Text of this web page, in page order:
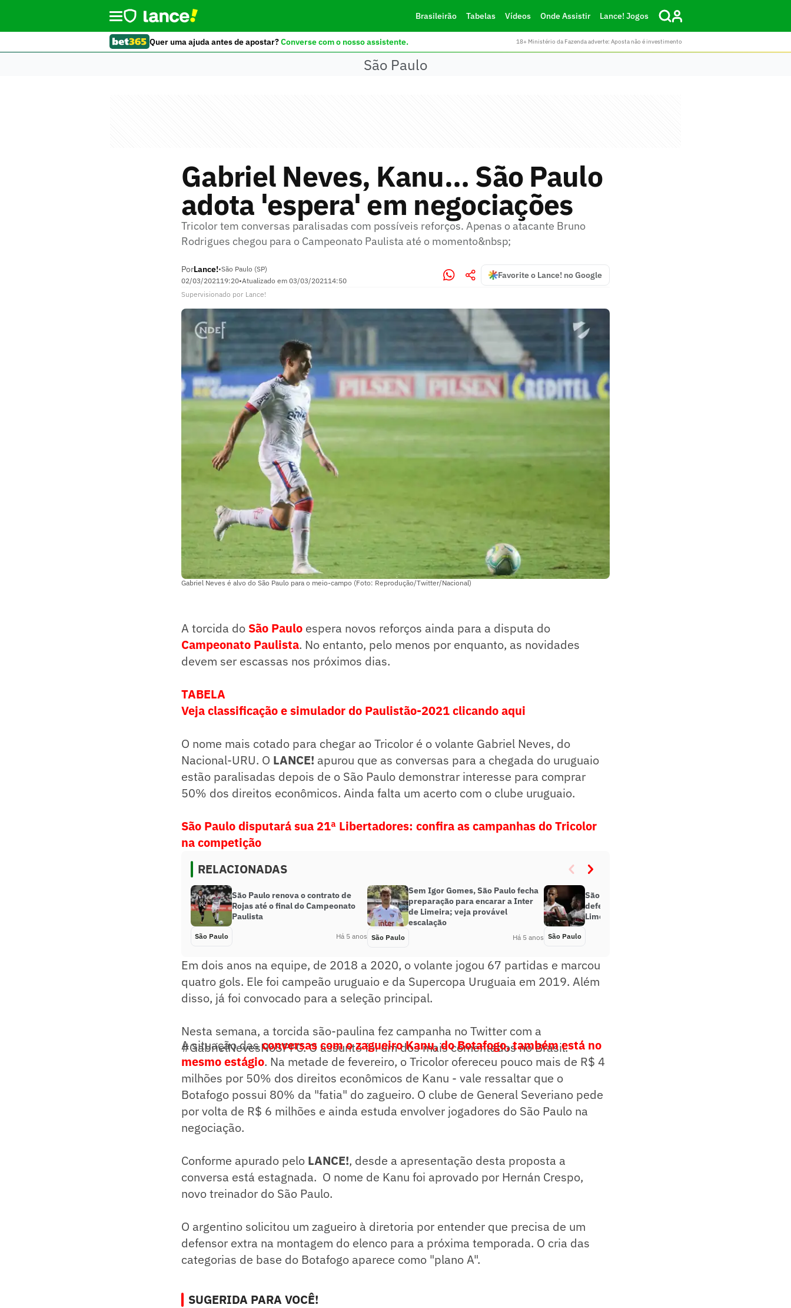
Brasileirão Tabelas Vídeos Onde Assistir Lance! Jogos
Quer uma ajuda antes de apostar?Converse com o nosso assistente. 18+ Ministério da Fazenda adverte: Aposta não é investimento
São Paulo
Gabriel Neves, Kanu… São Paulo
adota 'espera' em negociações
Tricolor tem conversas paralisadas com possíveis reforços. Apenas o atacante Bruno
Rodrigues chegou para o Campeonato Paulista até o momento&nbsp;
PorLance!•São Paulo (SP)
02/03/202119:20•Atualizado em 03/03/202114:50
Favorite o Lance! no Google
Supervisionado por Lance!
Gabriel Neves é alvo do São Paulo para o meio-campo (Foto: Reprodução/Twitter/Nacional)
A torcida do São Paulo espera novos reforços ainda para a disputa do
Campeonato Paulista. No entanto, pelo menos por enquanto, as novidades
devem ser escassas nos próximos dias.
TABELA
Veja classificação e simulador do Paulistão-2021 clicando aqui
O nome mais cotado para chegar ao Tricolor é o volante Gabriel Neves, do
Nacional-URU. O LANCE! apurou que as conversas para a chegada do uruguaio
estão paralisadas depois de o São Paulo demonstrar interesse para comprar
50% dos direitos econômicos. Ainda falta um acerto com o clube uruguaio.
São Paulo disputará sua 21ª Libertadores: confira as campanhas do Tricolor
na competição
RELACIONADAS
São Paulo renova o contrato de
Rojas até o final do Campeonato
Paulista
São Paulo Há 5 anos
Sem Igor Gomes, São Paulo fecha
preparação para encarar a Inter
de Limeira; veja provável
escalação
São Paulo Há 5 anos
São Paulo busca consistência
defensiva diante da Inter de
Limeira
São Paulo
Em dois anos na equipe, de 2018 a 2020, o volante jogou 67 partidas e marcou
quatro gols. Ele foi campeão uruguaio e da Supercopa Uruguaia em 2019. Além
disso, já foi convocado para a seleção principal.
Nesta semana, a torcida são-paulina fez campanha no Twitter com a
#GabrielNevesNoSPFC. O assunto foi um dos mais comentados no Brasil.
A situação dasconversas com o zagueiro Kanu, do Botafogo, também está no
mesmo estágio. Na metade de fevereiro, o Tricolor ofereceu pouco mais de R$ 4
milhões por 50% dos direitos econômicos de Kanu - vale ressaltar que o
Botafogo possui 80% da "fatia" do zagueiro. O clube de General Severiano pede
por volta de R$ 6 milhões e ainda estuda envolver jogadores do São Paulo na
negociação.
Conforme apurado pelo LANCE!, desde a apresentação desta proposta a
conversa está estagnada. O nome de Kanu foi aprovado por Hernán Crespo,
novo treinador do São Paulo.
O argentino solicitou um zagueiro à diretoria por entender que precisa de um
defensor extra na montagem do elenco para a próxima temporada. O cria das
categorias de base do Botafogo aparece como "plano A".
SUGERIDA PARA VOCÊ!